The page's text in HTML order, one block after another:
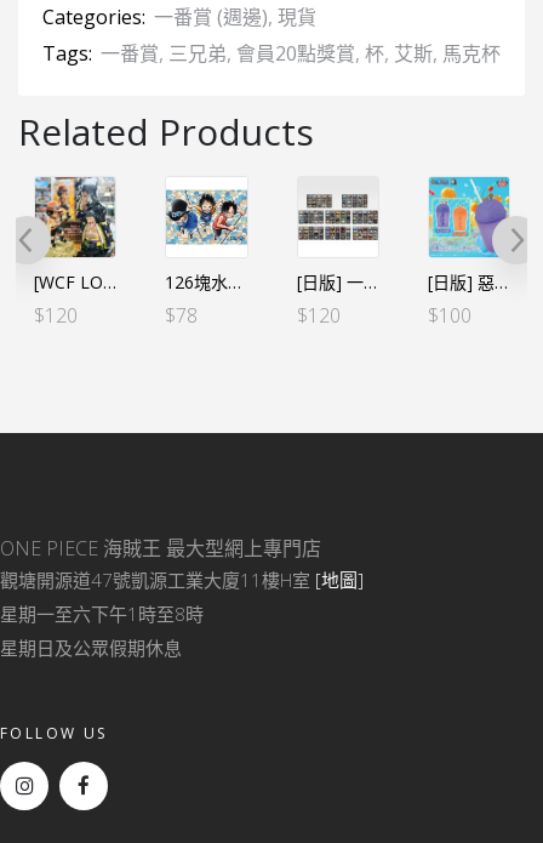
Categories: 一番賞 (週邊), 現貨
Tags: 一番賞, 三兄弟, 會員20點獎賞, 杯, 艾斯, 馬克杯
Related Products
[WCF LOG STORIES] 海賊王 VOL.20 艾斯 VS 黑鬍子（行）
$120
126塊水晶砌圖 AC03 三兄弟
$78
[日版] 一番くじ -回憶時刻- J賞 菲林貼紙(全8種SET)
$120
[日版] 惡魔果實造型冷飲杯 艾斯燒燒果實 *不能放入60度以上熱水
$100
ONE PIECE 海賊王 最大型網上專門店
觀塘開源道47號凱源工業大廈11樓H室 [地圖]
星期一至六下午1時至8時
星期日及公眾假期休息
FOLLOW US